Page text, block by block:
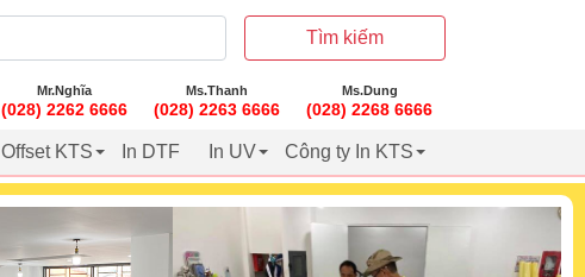
Tìm kiếm
Mr.Nghĩa
(028) 2262 6666
Ms.Thanh
(028) 2263 6666
Ms.Dung
(028) 2268 6666
Offset KTS In DTF In UV Công ty In KTS